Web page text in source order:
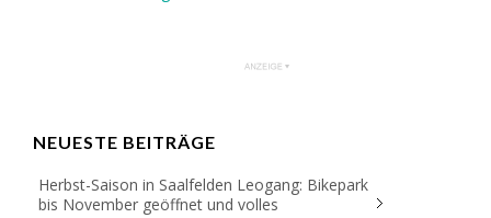
NEUESTE BEITRÄGE
Herbst-Saison in Saalfelden Leogang: Bikepark
bis November geöffnet und volles